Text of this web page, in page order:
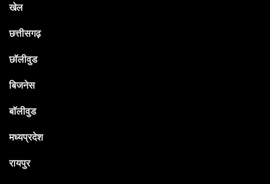
खेल
छत्तीसगढ़
छॉलीवुड
बिजनेस
बॉलीवुड
मध्यप्रदेश
रायपुर